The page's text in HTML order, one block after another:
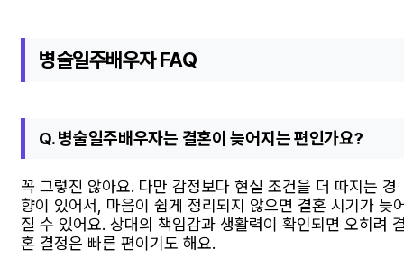
병술일주배우자 FAQ
Q. 병술일주배우자는 결혼이 늦어지는 편인가요?
꼭 그렇진 않아요. 다만 감정보다 현실 조건을 더 따지는 경
향이 있어서, 마음이 쉽게 정리되지 않으면 결혼 시기가 늦
질 수 있어요. 상대의 책임감과 생활력이 확인되면 오히려
혼 결정은 빠른 편이기도 해요.